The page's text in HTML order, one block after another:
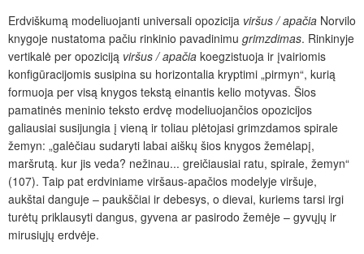
Erdviškumą modeliuojanti universali opozicija viršus / apačia Norvilo
knygoje nustatoma pačiu rinkinio pavadinimu grimzdimas. Rinkinyje
vertikalė per opoziciją viršus / apačia koegzistuoja ir įvairiomis
konfigūracijomis susipina su horizontalia kryptimi „pirmyn“, kurią
formuoja per visą knygos tekstą einantis kelio motyvas. Šios
pamatinės meninio teksto erdvę modeliuojančios opozicijos
galiausiai susijungia į vieną ir toliau plėtojasi grimzdamos spirale
žemyn: „galėčiau sudaryti labai aiškų šios knygos žemėlapį,
maršrutą. kur jis veda? nežinau... greičiausiai ratu, spirale, žemyn“
(107). Taip pat erdviniame viršaus-apačios modelyje viršuje,
aukštai danguje – paukščiai ir debesys, o dievai, kuriems tarsi irgi
turėtų priklausyti dangus, gyvena ar pasirodo žemėje – gyvųjų ir
mirusiųjų erdvėje.